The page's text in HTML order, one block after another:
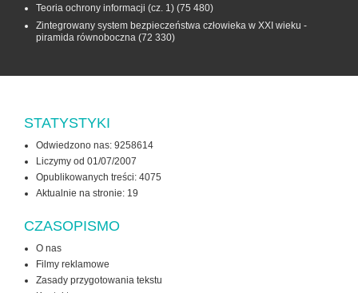
Teoria ochrony informacji (cz. 1) (75 480)
Zintegrowany system bezpieczeństwa człowieka w XXI wieku -
piramida równoboczna (72 330)
STATYSTYKI
Odwiedzono nas: 9258614
Liczymy od 01/07/2007
Opublikowanych treści: 4075
Aktualnie na stronie: 19
CZASOPISMO
O nas
Filmy reklamowe
Zasady przygotowania tekstu